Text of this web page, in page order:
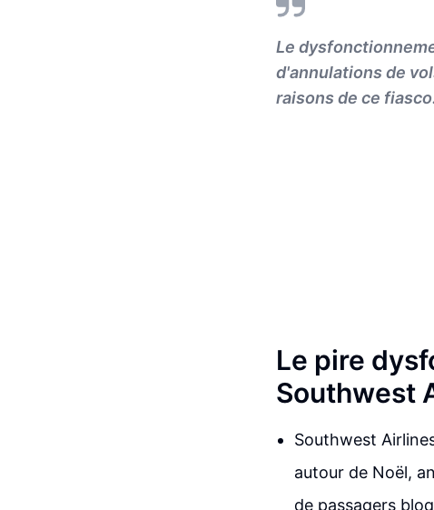
Le
d'annulations de
raisons de ce
Le pire
Southwest
Southwest
autour de Noël,
de passagers